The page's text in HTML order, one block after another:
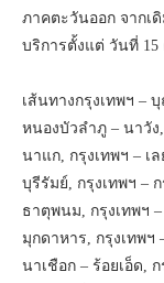
ภาคตะวันออก จากเ
บริการตั้งแต่ วันที่ 15
เส้นทางกรุงเทพฯ –
หนองบัวลำภู – นาวัง
นาแก, กรุงเทพฯ – เ
บุรีรัมย์, กรุงเทพฯ –
ธาตุพนม, กรุงเทพฯ
มุกดาหาร, กรุงเทพฯ
นาเชือก – ร้อยเอ็ด,